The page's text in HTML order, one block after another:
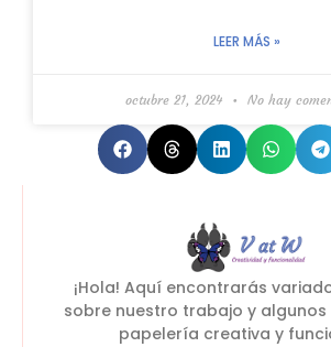
LEER MÁS »
octubre 21, 2024 No hay
¡Hola! Aquí encontrarás
sobre nuestro trabajo y
papelería creativa y